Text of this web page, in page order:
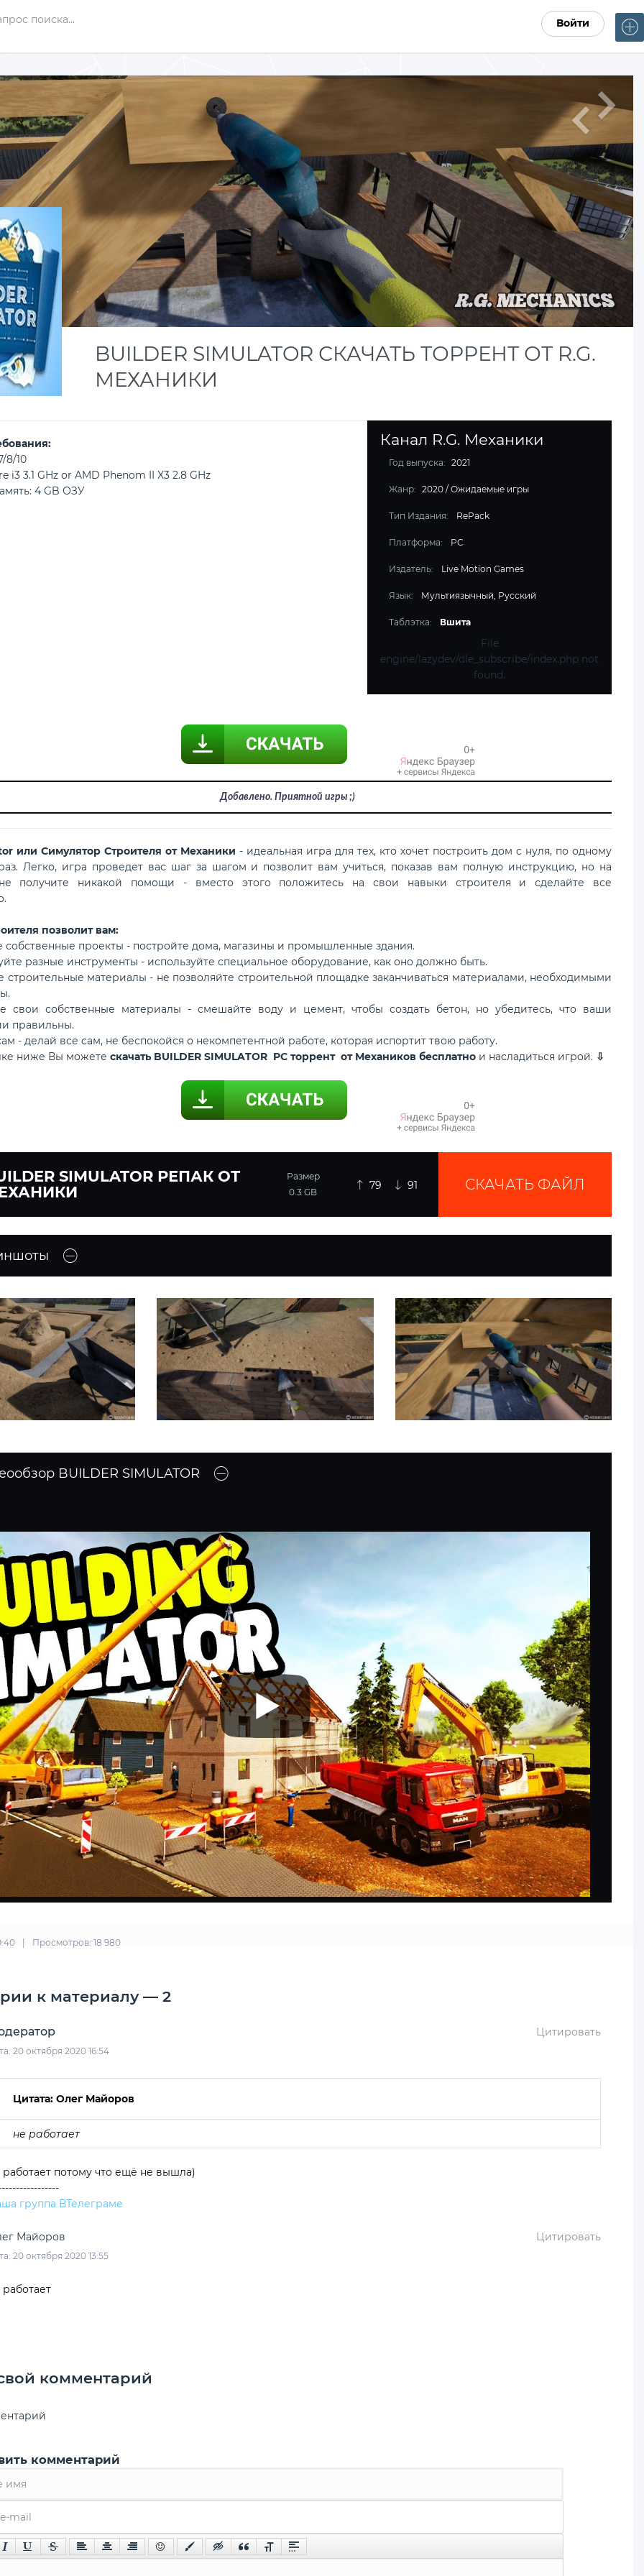
Войти
BUILDER SIMULATOR СКАЧАТЬ ТОРРЕНТ ОТ R.G.
МЕХАНИКИ
Канал R.G. Механики
Год выпуска: 2021
Жанр: 2020 /Ожидаемые игры
Тип Издания: RePack
Платформа: PC
Издатель: Live Motion Games
Язык: Мультиязычный, Русский
Таблэтка: Вшита
File
engine/lazydev/dle_subscribe/index.php not
found.
8/10
i3 3.1 GHz or AMD Phenom II X3 2.8 GHz
4 GB ОЗУ
Добавлено. Приятной игры ;)
или Симулятор Строителя от Механики - идеальная игра для тех, кто хочет построить дом с нуля, по одному
Легко, игра проведет вас шаг за шагом и позволит вам учиться, показав вам полную инструкцию, но на
получите никакой помощи - вместо этого положитесь на свои навыки строителя и сделайте все
позволит вам:
собственные проекты - постройте дома, магазины и промышленные здания.
разные инструменты - используйте специальное оборудование, как оно должно быть.
строительные материалы - не позволяйте строительной площадке заканчиваться материалами, необходимыми
свои собственные материалы - смешайте воду и цемент, чтобы создать бетон, но убедитесь, что ваши
правильны.
- делай все сам, не беспокойся о некомпетентной работе, которая испортит твою работу.
ниже Вы можете скачать BUILDER SIMULATOR PC торрент от Механиков бесплатно и насладиться игрой. ⇩
SIMULATOR РЕПАК ОТ
Размер
0.3 GB
79 91 СКАЧАТЬ ФАЙЛ
BUILDER SIMULATOR
Просмотров: 18 980
к материалу — 2
Цитировать
20 октября 2020 16:54
Цитата: Олег Майоров
не работает
работает потому что ещё не вышла)
группа ВТелеграме
Цитировать
Майоров
20 октября 2020 13:55
работает
комментарий
комментарий